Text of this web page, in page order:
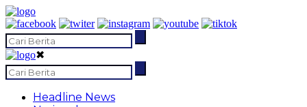
✖
Headline News